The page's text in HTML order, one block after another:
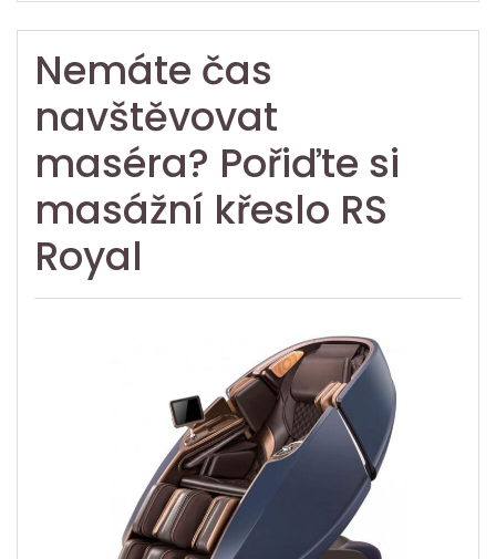
Nemáte čas
navštěvovat
maséra? Pořiďte si
masážní křeslo RS
Royal